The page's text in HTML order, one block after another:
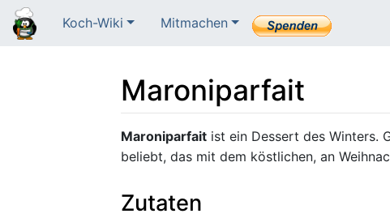
Koch-Wiki Mitmachen
Maroniparfait
Wechseln zu:Navigation,Suche
Maroniparfait ist ein Dessert des Winters.
beliebt, das mit dem köstlichen, an
Zutaten